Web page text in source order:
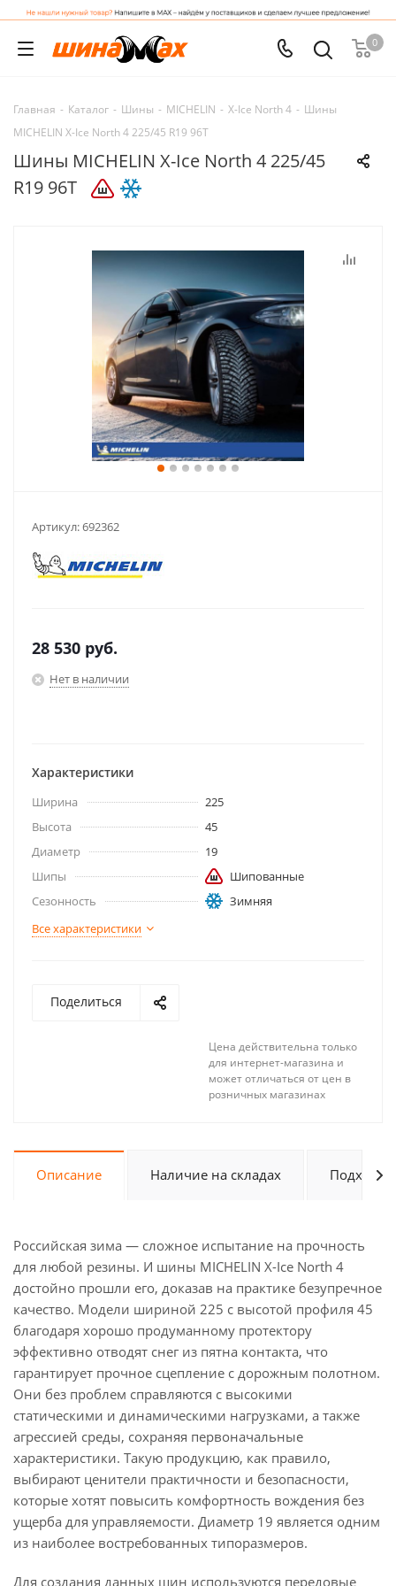
0
Главная - Каталог - Шины - MICHELIN - X-Ice North 4 - Шины
MICHELIN X-Ice North 4 225/45 R19 96T
Шины MICHELIN X-Ice North 4 225/45
R19 96T
Артикул:692362
28 530 руб.
Нет в наличии
Характеристики
Ширина
225
Высота
45
Диаметр
19
Шипы
Шипованные
Сезонность
Зимняя
Все характеристики
Поделиться
Цена действительна только
для интернет-магазина и
может отличаться от цен в
розничных магазинах
Описание Наличие на складах Подходит
Российская зима — сложное испытание на прочность
для любой резины. И шины MICHELIN X-Ice North 4
достойно прошли его, доказав на практике безупречное
качество. Модели шириной 225 с высотой профиля 45
благодаря хорошо продуманному протектору
эффективно отводят снег из пятна контакта, что
гарантирует прочное сцепление с дорожным полотном.
Они без проблем справляются с высокими
статическими и динамическими нагрузками, а также
агрессией среды, сохраняя первоначальные
характеристики. Такую продукцию, как правило,
выбирают ценители практичности и безопасности,
которые хотят повысить комфортность вождения без
ущерба для управляемости. Диаметр 19 является одним
из наиболее востребованных типоразмеров.
Для создания данных шин используются передовые